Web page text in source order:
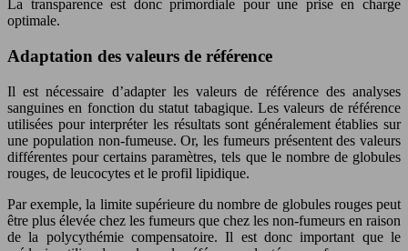
La transparence est donc primordiale pour une prise en charge
optimale.
Adaptation des valeurs de référence
Il est nécessaire d’adapter les valeurs de référence des analyses
sanguines en fonction du statut tabagique. Les valeurs de référence
utilisées pour interpréter les résultats sont généralement établies sur
une population non-fumeuse. Or, les fumeurs présentent des valeurs
différentes pour certains paramètres, tels que le nombre de globules
rouges, de leucocytes et le profil lipidique.
Par exemple, la limite supérieure du nombre de globules rouges peut
être plus élevée chez les fumeurs que chez les non-fumeurs en raison
de la polycythémie compensatoire. Il est donc important que le